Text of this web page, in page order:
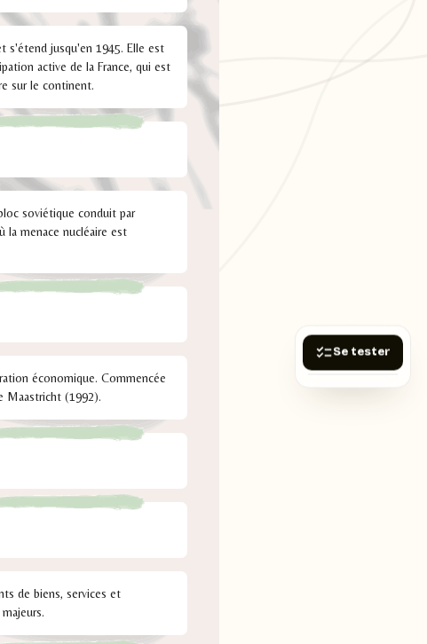
Se tester
s'étend jusqu'en 1945. Elle est
active de la France, qui est
sur le continent.
soviétique conduit par
la menace nucléaire est
économique. Commencée
Maastricht (1992).
de biens, services et